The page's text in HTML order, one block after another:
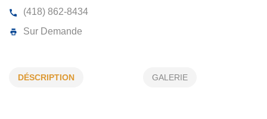
160, Témiscouata, Rivière-du-Loup, (Qc) G5R 2Y3
DÉSCRIPTION GALERIE